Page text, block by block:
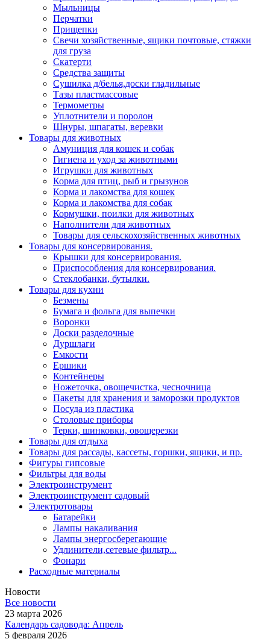
Мыльницы
Перчатки
Прищепки
Свечи хозяйственные, ящики почтовые, стяжки
для груза
Скатерти
Средства защиты
Сушилка д/белья,доски гладильные
Тазы пластмассовые
Термометры
Уплотнители и поролон
Шнуры, шпагаты, веревки
Товары для животных
Амуниция для кошек и собак
Гигиена и уход за животными
Игрушки для животных
Корма для птиц, рыб и грызунов
Корма и лакомства для кошек
Корма и лакомства для собак
Кормушки, поилки для животных
Наполнители для животных
Товары для сельскохозяйственных животных
Товары для консервирования.
Крышки для консервирования.
Приспособления для консервирования.
Стеклобанки, бутылки.
Товары для кухни
Безмены
Бумага и фольга для выпечки
Воронки
Доски разделочные
Дуршлаги
Емкости
Ершики
Контейнеры
Ножеточка, овощечистка, чесночница
Пакеты для хранения и заморозки продуктов
Посуда из пластика
Столовые приборы
Терки, шинковки, овощерезки
Товары для отдыха
Товары для рассады, кассеты, горшки, ящики, и пр.
Фигуры гипсовые
Фильтры для воды
Электроинструмент
Электроинструмент садовый
Электротовары
Батарейки
Лампы накаливания
Лампы энергосберегающие
Удлинители,сетевые фильтр...
Фонари
Расходные материалы
Новости
Все новости
23 марта 2026
Календарь садовода: Апрель
5 февраля 2026